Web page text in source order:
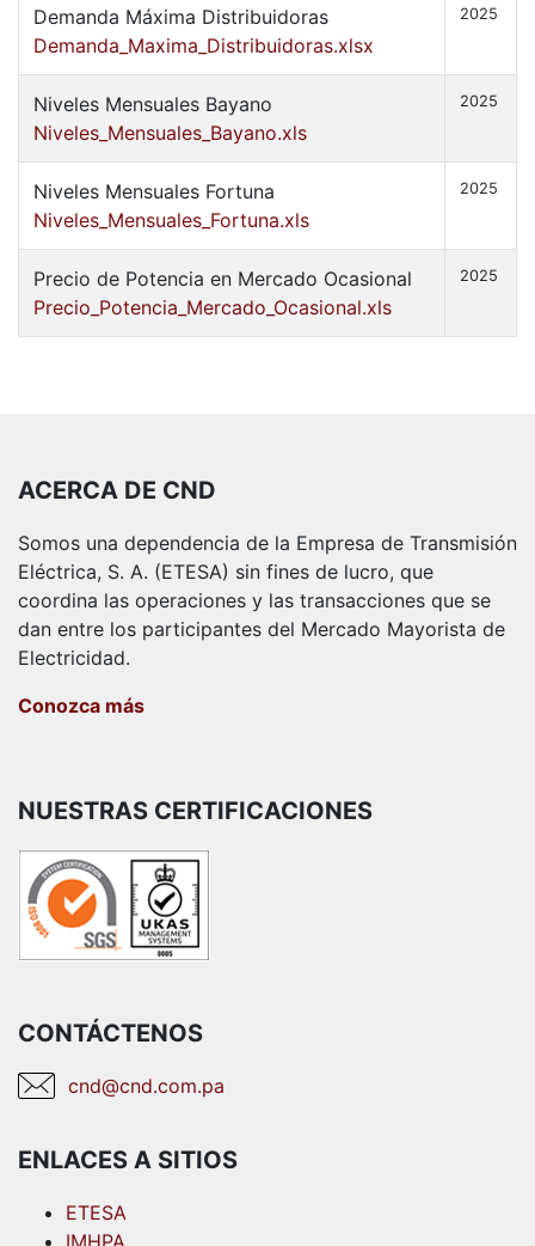
Demanda Máxima Distribuidoras
Demanda_Maxima_Distribuidoras.xlsx
2025
Niveles Mensuales Bayano
Niveles_Mensuales_Bayano.xls
2025
Niveles Mensuales Fortuna
Niveles_Mensuales_Fortuna.xls
2025
Precio de Potencia en Mercado Ocasional
Precio_Potencia_Mercado_Ocasional.xls
2025
ACERCA DE CND
Somos una dependencia de la Empresa de Transmisión
Eléctrica, S. A. (ETESA) sin fines de lucro, que
coordina las operaciones y las transacciones que se
dan entre los participantes del Mercado Mayorista de
Electricidad.
Conozca más
NUESTRAS CERTIFICACIONES
CONTÁCTENOS
cnd@cnd.com.pa
ENLACES A SITIOS
ETESA